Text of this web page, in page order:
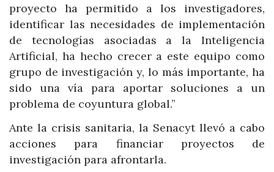
proyecto ha permitido a los investigadores,
identificar las necesidades de implementación
de tecnologías asociadas a la Inteligencia
Artificial, ha hecho crecer a este equipo como
grupo de investigación y, lo más importante, ha
sido una vía para aportar soluciones a un
problema de coyuntura global.”
Ante la crisis sanitaria, la Senacyt llevó a cabo
acciones para financiar proyectos de
investigación para afrontarla.